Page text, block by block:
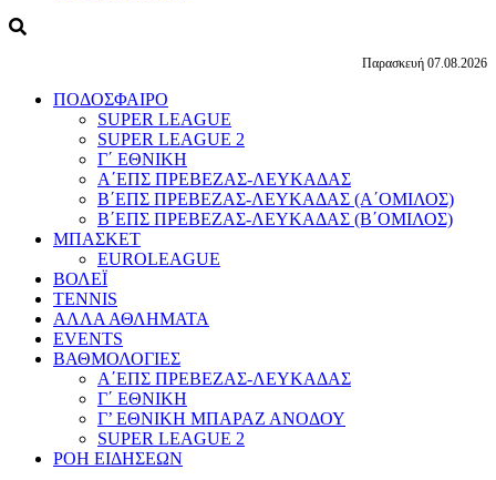
Παρασκευή 07.08.2026
ΠΟΔΟΣΦΑΙΡΟ
SUPER LEAGUE
SUPER LEAGUE 2
Γ΄ ΕΘΝΙΚΗ
Α΄ΕΠΣ ΠΡΕΒΕΖΑΣ-ΛΕΥΚΑΔΑΣ
Β΄ΕΠΣ ΠΡΕΒΕΖΑΣ-ΛΕΥΚΑΔΑΣ (Α΄ΟΜΙΛΟΣ)
Β΄ΕΠΣ ΠΡΕΒΕΖΑΣ-ΛΕΥΚΑΔΑΣ (Β΄ΟΜΙΛΟΣ)
ΜΠΑΣΚΕΤ
EUROLEAGUE
ΒΟΛΕΪ
TENNIS
ΑΛΛΑ ΑΘΛΗΜΑΤΑ
EVENTS
ΒΑΘΜΟΛΟΓΙΕΣ
Α΄ΕΠΣ ΠΡΕΒΕΖΑΣ-ΛΕΥΚΑΔΑΣ
Γ΄ ΕΘΝΙΚΗ
Γ’ ΕΘΝΙΚΗ ΜΠΑΡΑΖ ΑΝΟΔΟΥ
SUPER LEAGUE 2
ΡΟΗ ΕΙΔΗΣΕΩΝ